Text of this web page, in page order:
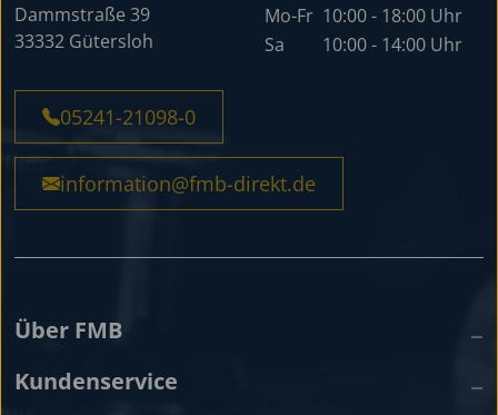
Dammstraße 39
33332 Gütersloh
Mo-Fr 10:00 - 18:00 Uhr
Sa
10:00 - 14:00 Uhr
05241-21098-0
information@fmb-direkt.de
Über FMB
Kundenservice